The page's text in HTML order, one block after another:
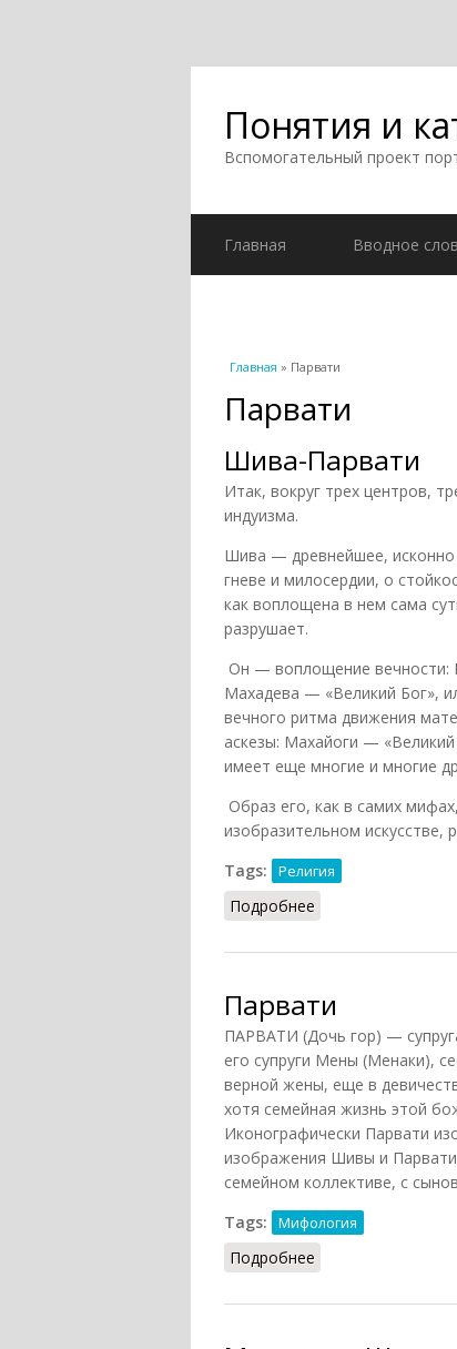
Понятия и
Вспомогательный проект
Главная Вводное
Вы здесь
Главная » Парвати
Парвати
Шива-Парвати
Итак, вокруг трех центров,
индуизма.
Шива — древнейшее, исконно
гневе и милосердии, о
как воплощена в нем сама
разрушает.
Он — воплощение вечности:
Махадева — «Великий Бог»,
вечного ритма движения
аскезы: Махайоги —
имеет еще многие и многие
Образ его, как в самих
изобразительном искусстве,
Tags:
Религия
Подробнее
Парвати
ПАРВАТИ (Дочь гор) —
его супруги Мены (Менаки),
верной жены, еще в
хотя семейная жизнь этой
Иконографически Парвати
изображения Шивы и
семейном коллективе, с
Tags:
Мифология
Подробнее